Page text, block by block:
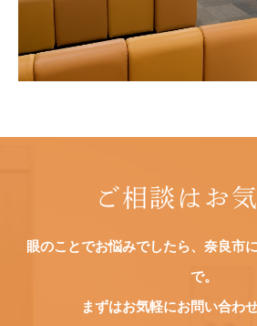
ご相談はお
眼のことでお悩みでしたら、奈良市
で。
まずはお気軽にお問い合わ